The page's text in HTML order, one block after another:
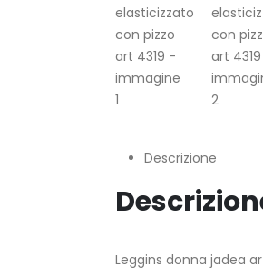
Descrizione
Leggins donna jadea